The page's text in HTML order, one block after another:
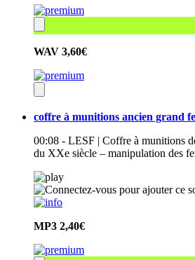
WAV 3,60€
coffre à munitions ancien grand
00:08 - LESF | Coffre à munitions
du XXe siècle – manipulation des
MP3 2,40€